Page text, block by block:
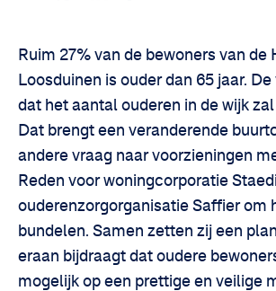
Ruim 27% van de bewoners van de
Loosduinen is ouder dan 65 jaar.
dat het aantal ouderen in de wijk
Dat brengt een veranderende
andere vraag naar voorzieningen
Reden voor woningcorporatie
ouderenzorgorganisatie Saffier om
bundelen. Samen zetten zij een
eraan bijdraagt dat oudere
mogelijk op een prettige en veilige